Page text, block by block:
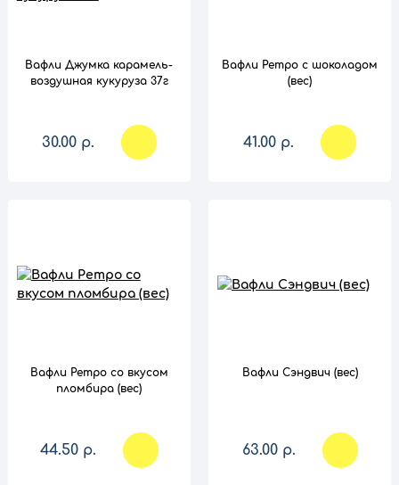
Вафли Джумка карамель-
воздушная кукуруза 37г
30.00 р.
Вафли Ретро с шоколадом
(вес)
41.00 р.
Вафли Ретро со вкусом
пломбира (вес)
44.50 р.
сравнение
Вафли Сэндвич (вес)
63.00 р.